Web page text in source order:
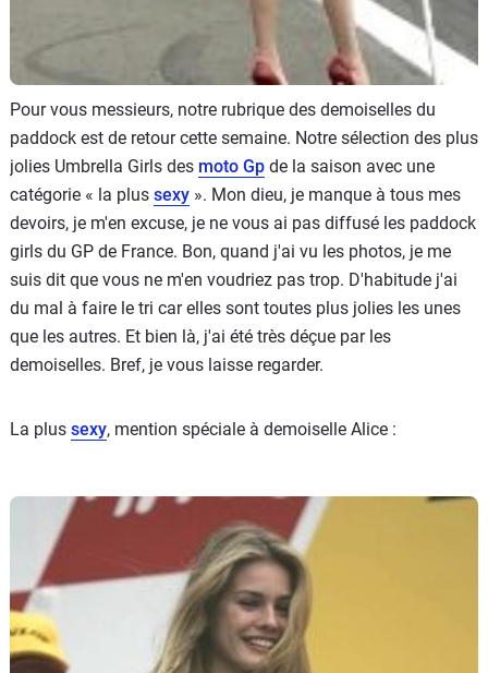
Pour vous messieurs, notre rubrique des demoiselles du
paddock est de retour cette semaine. Notre sélection des plus
jolies Umbrella Girls des moto Gp de la saison avec une
catégorie « la plus sexy ». Mon dieu, je manque à tous mes
devoirs, je m'en excuse, je ne vous ai pas diffusé les paddock
girls du GP de France. Bon, quand j'ai vu les photos, je me
suis dit que vous ne m'en voudriez pas trop. D'habitude j'ai
du mal à faire le tri car elles sont toutes plus jolies les unes
que les autres. Et bien là, j'ai été très déçue par les
demoiselles. Bref, je vous laisse regarder.
La plus sexy, mention spéciale à demoiselle Alice :